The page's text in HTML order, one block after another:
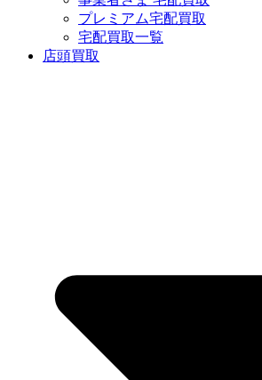
プレミアム宅配買取
宅配買取一覧
店頭買取